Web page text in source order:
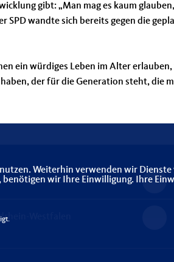
gibt: „Man mag es kaum
SPD wandte sich bereits gegen die
ein würdiges Leben im Alter erlauben,
der für die Generation steht, die
der CDU Deutschlands
Westfalen
Weiterhin verwenden wir
wir Ihre Einwilligung. Ihre